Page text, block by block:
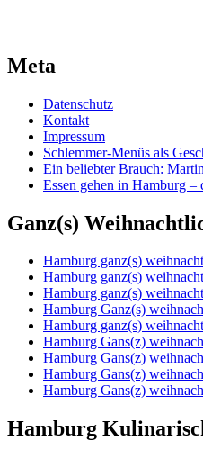
Meta
Datenschutz
Kontakt
Impressum
Schlemmer-Menüs als
Ein beliebter Brauch:
Essen gehen in Hamburg –
Ganz(s)
Hamburg ganz(s)
Hamburg ganz(s)
Hamburg ganz(s)
Hamburg Ganz(s)
Hamburg ganz(s)
Hamburg Gans(z)
Hamburg Gans(z)
Hamburg Gans(z)
Hamburg Gans(z)
Hamburg